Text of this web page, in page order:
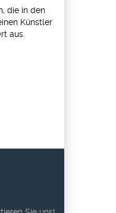
die in den
Künstler
aus.